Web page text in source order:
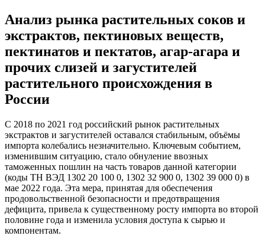
Анализ рынка растительных соков и
экстрактов, пектиновых веществ,
пектинатов и пектатов, агар-агара и
прочих слизей и загустителей
растительного происхождения в
России
С 2018 по 2021 год российский рынок растительных
экстрактов и загустителей оставался стабильным, объёмы
импорта колебались незначительно. Ключевым событием,
изменившим ситуацию, стало обнуление ввозных
таможенных пошлин на часть товаров данной категории
(коды ТН ВЭД 1302 20 100 0, 1302 32 900 0, 1302 39 000 0) в
мае 2022 года. Эта мера, принятая для обеспечения
продовольственной безопасности и предотвращения
дефицита, привела к существенному росту импорта во второй
половине года и изменила условия доступа к сырью и
компонентам.